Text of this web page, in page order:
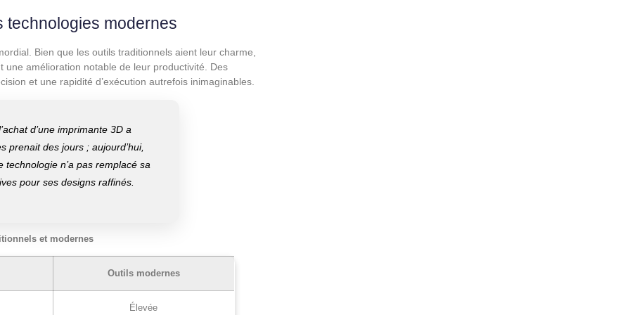
technologies modernes
Bien que les outils traditionnels aient leur charme,
amélioration notable de leur productivité. Des
et une rapidité d’exécution autrefois inimaginables.
d’une imprimante 3D a
prenait des jours ; aujourd’hui,
n’a pas remplacé sa
pour ses designs raffinés.
et modernes
Outils modernes
Élevée